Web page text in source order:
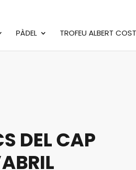
PÀDEL TROFEU ALBERT
DEL CAP